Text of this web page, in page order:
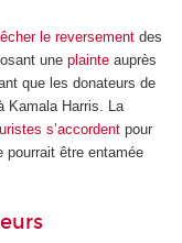
le reversementdes
une plainteauprès
que les donateurs de
Kamala Harris. La
s’accordentpour
pourrait être entamée